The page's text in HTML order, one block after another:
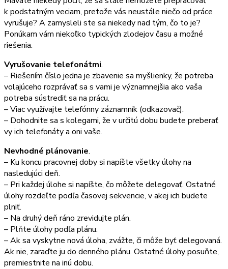
k podstatným veciam, pretože vás neustále niečo od práce
vyrušuje? A zamysleli ste sa niekedy nad tým, čo to je?
Ponúkam vám niekoľko typických zlodejov času a možné
riešenia.
Vyrušovanie telefonátmi.
– Riešením číslo jedna je zbavenie sa myšlienky, že potreba
volajúceho rozprávať sa s vami je významnejšia ako vaša
potreba sústrediť sa na prácu.
– Viac využívajte telefónny záznamník (odkazovač).
– Dohodnite sa s kolegami, že v určitú dobu budete preberať
vy ich telefonáty a oni vaše.
Nevhodné plánovanie.
– Ku koncu pracovnej doby si napíšte všetky úlohy na
nasledujúci deň.
– Pri každej úlohe si napíšte, čo môžete delegovať. Ostatné
úlohy rozdeľte podľa časovej sekvencie, v akej ich budete
plniť.
– Na druhý deň ráno zrevidujte plán.
– Plňte úlohy podľa plánu.
– Ak sa vyskytne nová úloha, zvážte, či môže byť delegovaná.
Ak nie, zaraďte ju do denného plánu. Ostatné úlohy posuňte,
premiestnite na inú dobu.